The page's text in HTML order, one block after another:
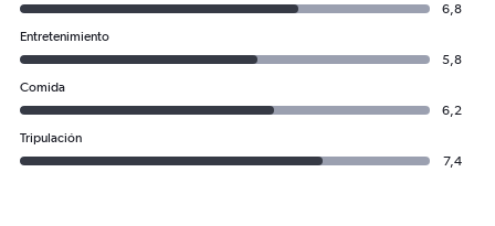
6,8
Entretenimiento
5,8
Comida
6,2
Tripulación
7,4